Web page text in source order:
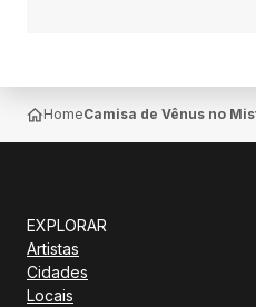
HomeCamisa de Vênus no
EXPLORAR
Artistas
Cidades
Locais